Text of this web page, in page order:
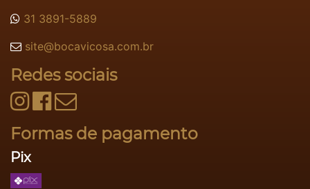
31 3891-5889
site@bocavicosa.com.br
Redes sociais
Formas de pagamento
Pix